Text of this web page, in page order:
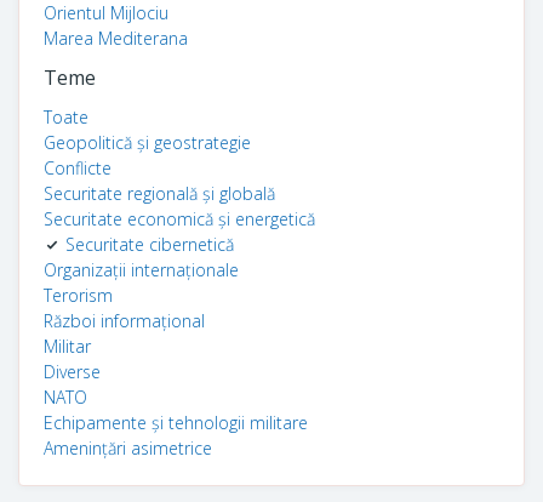
Orientul Mijlociu
Marea Mediterana
Teme
Toate
Geopolitică și geostrategie
Conflicte
Securitate regională și globală
Securitate economică și energetică
Securitate cibernetică
Organizații internaționale
Terorism
Război informațional
Militar
Diverse
NATO
Echipamente și tehnologii militare
Amenințări asimetrice